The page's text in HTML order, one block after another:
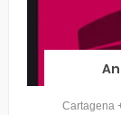
Cartagena